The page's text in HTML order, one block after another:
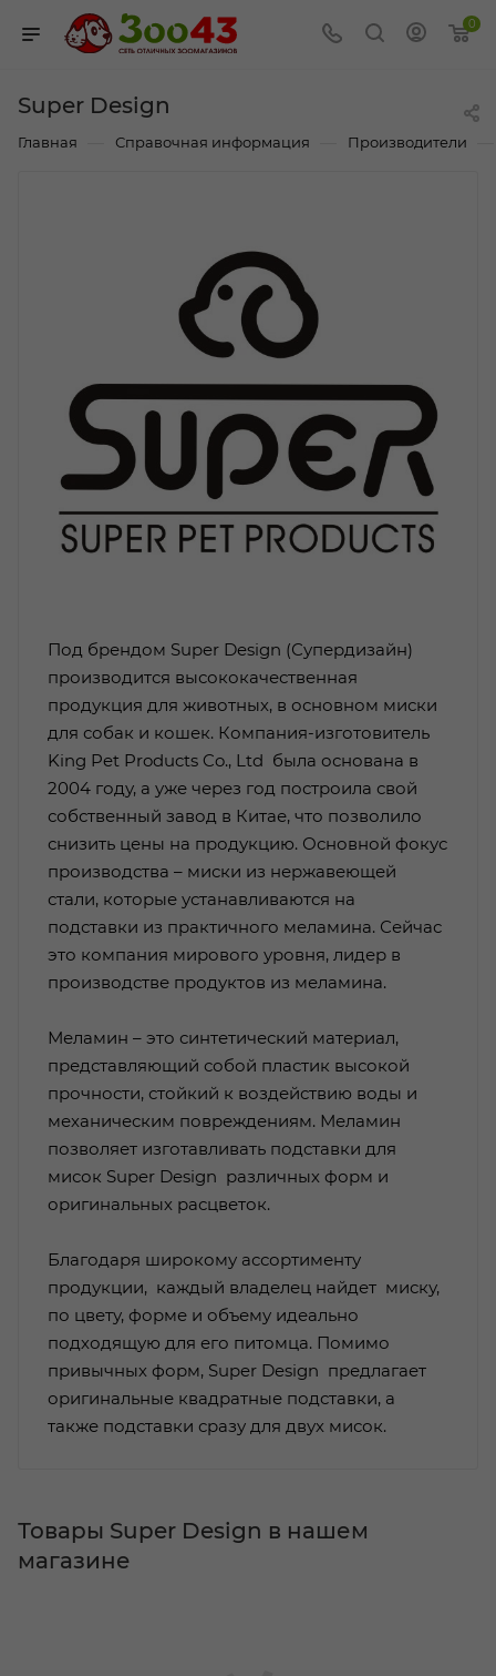
0
Super Design
Главная Справочная информация Производители
Под брендом Super Design (Супердизайн)
производится высококачественная
продукция для животных, в основном миски
для собак и кошек. Компания-изготовитель
King Pet Products Co., Ltd была основана в
2004 году, а уже через год построила свой
собственный завод в Китае, что позволило
снизить цены на продукцию. Основной фокус
производства – миски из нержавеющей
стали, которые устанавливаются на
подставки из практичного меламина. Сейчас
это компания мирового уровня, лидер в
производстве продуктов из меламина.
Меламин – это синтетический материал,
представляющий собой пластик высокой
прочности, стойкий к воздействию воды и
механическим повреждениям. Меламин
позволяет изготавливать подставки для
мисок Super Design различных форм и
оригинальных расцветок.
Благодаря широкому ассортименту
продукции, каждый владелец найдет миску,
по цвету, форме и объему идеально
подходящую для его питомца. Помимо
привычных форм, Super Design предлагает
оригинальные квадратные подставки, а
также подставки сразу для двух мисок.
Товары Super Design в нашем
магазине